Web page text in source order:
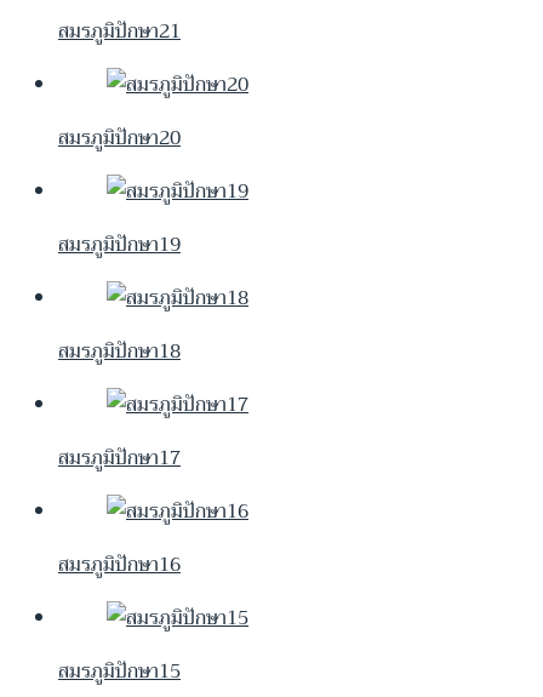
สมรภูมิปักษา21
สมรภูมิปักษา20
สมรภูมิปักษา19
สมรภูมิปักษา18
สมรภูมิปักษา17
สมรภูมิปักษา16
สมรภูมิปักษา15